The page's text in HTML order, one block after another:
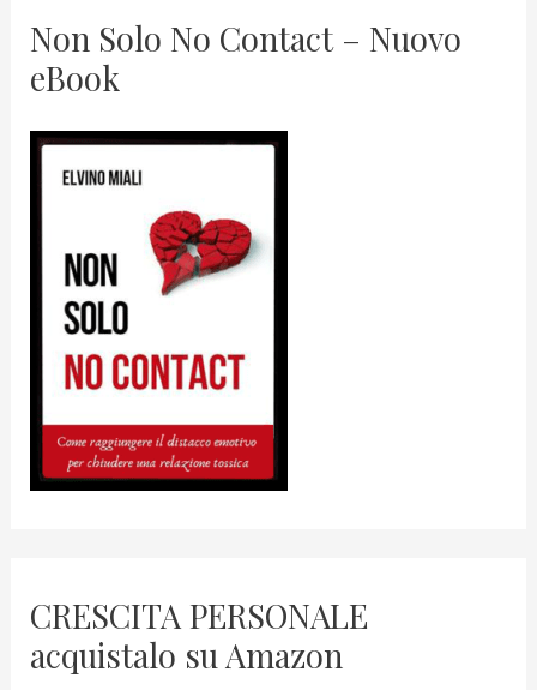
Non Solo No Contact – Nuovo
eBook
CRESCITA PERSONALE
acquistalo su Amazon